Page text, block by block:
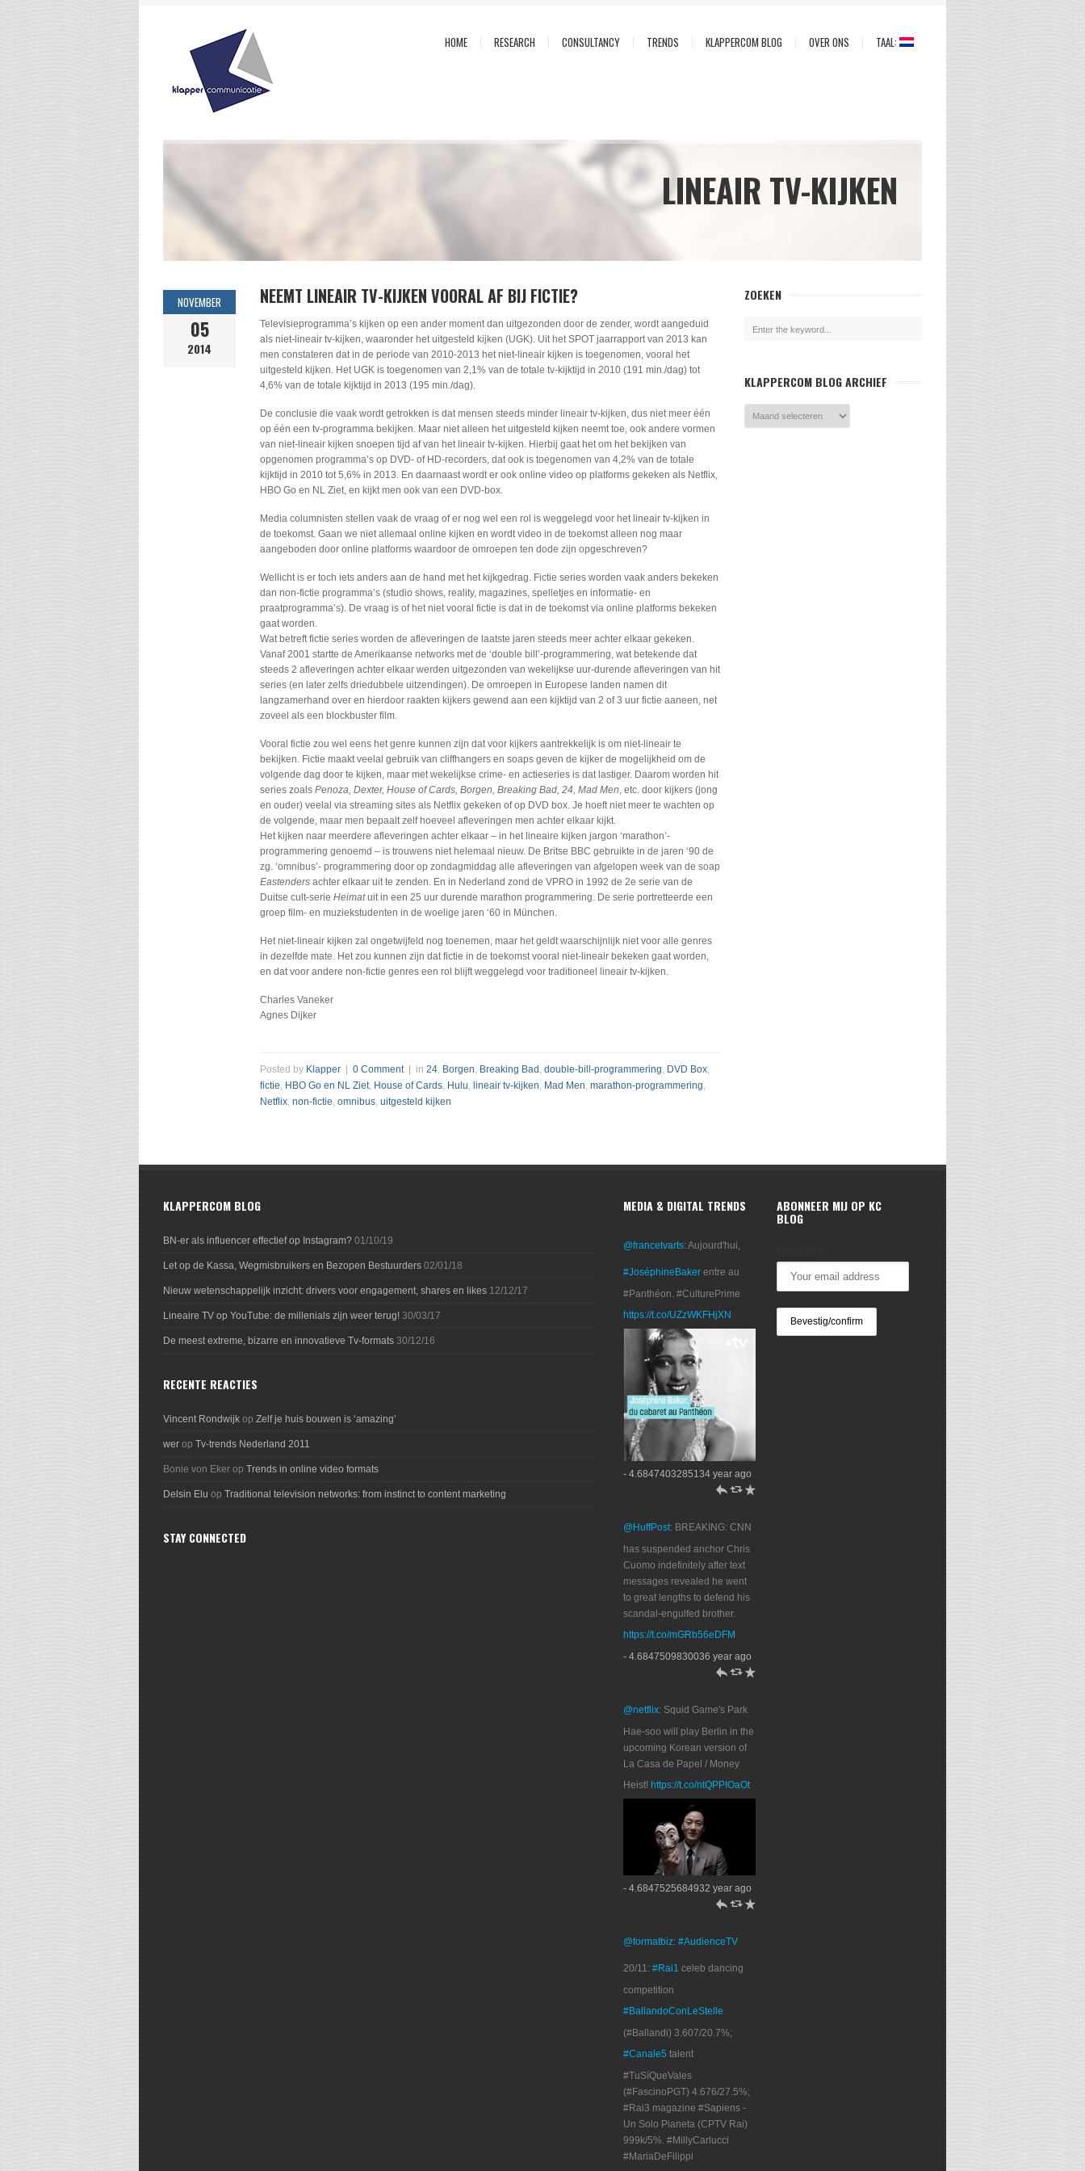
HOME RESEARCH CONSULTANCY TRENDS KLAPPERCOM BLOG OVER ONS TAAL:
LINEAIR TV-KIJKEN
NOVEMBER
05
2014
NEEMT LINEAIR TV-KIJKEN VOORAL AF BIJ FICTIE?
Televisieprogramma’s kijken op een ander moment dan uitgezonden door de zender, wordt aangeduid
als niet-lineair tv-kijken, waaronder het uitgesteld kijken (UGK). Uit het SPOT jaarrapport van 2013 kan
men constateren dat in de periode van 2010-2013 het niet-lineair kijken is toegenomen, vooral het
uitgesteld kijken. Het UGK is toegenomen van 2,1% van de totale tv-kijktijd in 2010 (191 min./dag) tot
4,6% van de totale kijktijd in 2013 (195 min./dag).
De conclusie die vaak wordt getrokken is dat mensen steeds minder lineair tv-kijken, dus niet meer één
op één een tv-programma bekijken. Maar niet alleen het uitgesteld kijken neemt toe, ook andere vormen
van niet-lineair kijken snoepen tijd af van het lineair tv-kijken. Hierbij gaat het om het bekijken van
opgenomen programma’s op DVD- of HD-recorders, dat ook is toegenomen van 4,2% van de totale
kijktijd in 2010 tot 5,6% in 2013. En daarnaast wordt er ook online video op platforms gekeken als Netflix,
HBO Go en NL Ziet, en kijkt men ook van een DVD-box.
Media columnisten stellen vaak de vraag of er nog wel een rol is weggelegd voor het lineair tv-kijken in
de toekomst. Gaan we niet allemaal online kijken en wordt video in de toekomst alleen nog maar
aangeboden door online platforms waardoor de omroepen ten dode zijn opgeschreven?
Wellicht is er toch iets anders aan de hand met het kijkgedrag. Fictie series worden vaak anders bekeken
dan non-fictie programma’s (studio shows, reality, magazines, spelletjes en informatie- en
praatprogramma’s). De vraag is of het niet vooral fictie is dat in de toekomst via online platforms bekeken
gaat worden.
Wat betreft fictie series worden de afleveringen de laatste jaren steeds meer achter elkaar gekeken.
Vanaf 2001 startte de Amerikaanse networks met de ‘double bill’-programmering, wat betekende dat
steeds 2 afleveringen achter elkaar werden uitgezonden van wekelijkse uur-durende afleveringen van hit
series (en later zelfs driedubbele uitzendingen). De omroepen in Europese landen namen dit
langzamerhand over en hierdoor raakten kijkers gewend aan een kijktijd van 2 of 3 uur fictie aaneen, net
zoveel als een blockbuster film.
Vooral fictie zou wel eens het genre kunnen zijn dat voor kijkers aantrekkelijk is om niet-lineair te
bekijken. Fictie maakt veelal gebruik van cliffhangers en soaps geven de kijker de mogelijkheid om de
volgende dag door te kijken, maar met wekelijkse crime- en actieseries is dat lastiger. Daarom worden hit
series zoals Penoza, Dexter, House of Cards, Borgen, Breaking Bad, 24, Mad Men, etc. door kijkers (jong
en ouder) veelal via streaming sites als Netflix gekeken of op DVD box. Je hoeft niet meer te wachten op
de volgende, maar men bepaalt zelf hoeveel afleveringen men achter elkaar kijkt.
Het kijken naar meerdere afleveringen achter elkaar – in het lineaire kijken jargon ‘marathon’-
programmering genoemd – is trouwens niet helemaal nieuw. De Britse BBC gebruikte in de jaren ‘90 de
zg. ‘omnibus’- programmering door op zondagmiddag alle afleveringen van afgelopen week van de soap
Eastenders achter elkaar uit te zenden. En in Nederland zond de VPRO in 1992 de 2e serie van de
Duitse cult-serie Heimatuit in een 25 uur durende marathon programmering. De serie portretteerde een
groep film- en muziekstudenten in de woelige jaren ‘60 in München.
Het niet-lineair kijken zal ongetwijfeld nog toenemen, maar het geldt waarschijnlijk niet voor alle genres
in dezelfde mate. Het zou kunnen zijn dat fictie in de toekomst vooral niet-lineair bekeken gaat worden,
en dat voor andere non-fictie genres een rol blijft weggelegd voor traditioneel lineair tv-kijken.
Charles Vaneker
Agnes Dijker
Posted by Klapper 0 Comment| in 24, Borgen, Breaking Bad , double-bill-programmering, DVD Box,
fictie, HBO Go en NL Ziet, House of Cards, Hulu, lineair tv-kijken, Mad Men, marathon-programmering,
Netflix, non-fictie, omnibus, uitgesteld kijken
ZOEKEN
KLAPPERCOM BLOG ARCHIEF
KLAPPERCOM BLOG
BN-er als influencer effectief op Instagram? 01/10/19
Let op de Kassa, Wegmisbruikers en Bezopen Bestuurders 02/01/18
Nieuw wetenschappelijk inzicht: drivers voor engagement, shares en likes 12/12/17
Lineaire TV op YouTube: de millenials zijn weer terug! 30/03/17
De meest extreme, bizarre en innovatieve Tv-formats 30/12/16
RECENTE REACTIES
Vincent Rondwijk op Zelf je huis bouwen is ‘amazing’
wer op Tv-trends Nederland 2011
Bonie von Eker op Trends in online video formats
Delsin Elu op Traditional television networks: from instinct to content marketing
STAY CONNECTED
MEDIA & DIGITAL TRENDS
@francetvarts: Aujourd'hui,
#JoséphineBaker entre au
#Panthéon. #CulturePrime
https://t.co/UZzWKFHjXN
- 4.6847403285134 year ago
h J R
@HuffPost: BREAKING: CNN
has suspended anchor Chris
Cuomo indefinitely after text
messages revealed he went
to great lengths to defend his
scandal-engulfed brother.
https://t.co/mGRb56eDFM
- 4.6847509830036 year ago
h J R
@netflix: Squid Game's Park
Hae-soo will play Berlin in the
upcoming Korean version of
La Casa de Papel / Money
Heist! https://t.co/ntQPPIOaOt
- 4.6847525684932 year ago
h J R
@formatbiz: #AudienceTV
20/11: #Rai1 celeb dancing
competition
#BallandoConLeStelle
(#Ballandi) 3.607/20.7%;
#Canale5 talent
#TuSíQueVales
(#FascinoPGT) 4.676/27.5%;
#Rai3 magazine #Sapiens -
Un Solo Pianeta (CPTV Rai)
999k/5%. #MillyCarlucci
#MariaDeFilippi
ABONNEER MIJ OP KC
BLOG